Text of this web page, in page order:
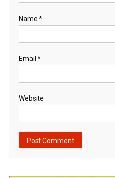
Name *
Email *
Website